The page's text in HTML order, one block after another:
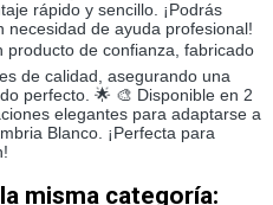
rápido y sencillo. ¡Podrás
necesidad de ayuda profesional!
de confianza, fabricado
de calidad, asegurando una
perfecto. 🌟 🎨 Disponible en 2
elegantes para adaptarse a
Blanco. ¡Perfecta para
misma categoría: